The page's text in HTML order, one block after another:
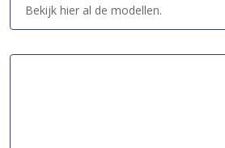
Bekijk hier al de modellen.